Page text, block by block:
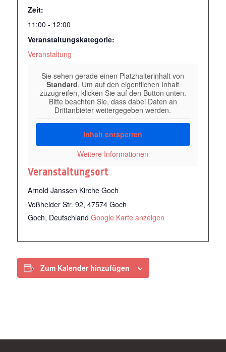
Zeit:
11:00 - 12:00
Veranstaltungskategorie:
Veranstaltung
Veranstaltungsort
Arnold Janssen Kirche Goch
Voßheider Str. 92, 47574 Goch
Goch, Deutschland Google Karte anzeigen
Sie sehen gerade einen Platzhalterinhalt von
Standard. Um auf den eigentlichen Inhalt
zuzugreifen, klicken Sie auf den Button unten.
Bitte beachten Sie, dass dabei Daten an
Drittanbieter weitergegeben werden.
Inhalt entsperren
Weitere Informationen
Zum Kalender hinzufügen